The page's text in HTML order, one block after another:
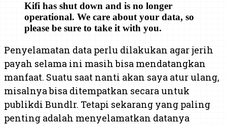
Kifi has shut down and is no longer
operational. We care about your data, so
please be sure to take it with you.
Penyelamatan data perlu dilakukan agar jerih
payah selama ini masih bisa mendatangkan
manfaat. Suatu saat nanti akan saya atur ulang,
misalnya bisa ditempatkan secara untuk
publikdi Bundlr. Tetapi sekarang yang paling
penting adalah menyelamatkan datanya